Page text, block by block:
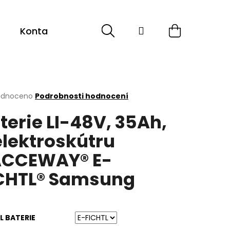
Kontakt HledatPřihlášeníNákupní
Podrobnosti hodnocení
LI-48V, 35Ah,
E-
Samsung
BATERIE